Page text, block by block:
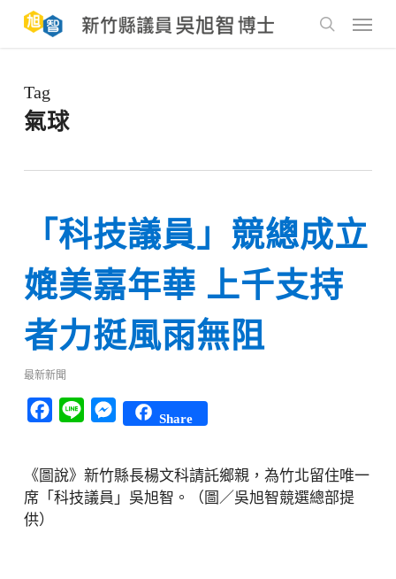
main
Menu
Tag
氣球
「科技議員」競總成立
媲美嘉年華 上千支持
者力挺風雨無阻
最新新聞
Facebook
Line Messenger
Share
《圖說》新竹縣長楊文科請託鄉親，為竹北留住唯一
席「科技議員」吳旭智。（圖／吳旭智競選總部提
供）